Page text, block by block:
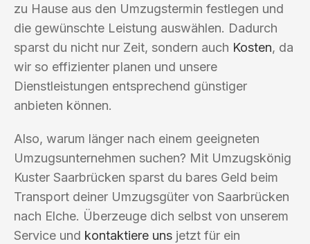
zu Hause aus den Umzugstermin festlegen und
die gewünschte Leistung auswählen. Dadurch
sparst du nicht nur Zeit, sondern auch Kosten, da
wir so effizienter planen und unsere
Dienstleistungen entsprechend günstiger
anbieten können.
Also, warum länger nach einem geeigneten
Umzugsunternehmen suchen? Mit Umzugskönig
Kuster Saarbrücken sparst du bares Geld beim
Transport deiner Umzugsgüter von Saarbrücken
nach Elche. Überzeuge dich selbst von unserem
Service und kontaktiere uns jetzt für ein